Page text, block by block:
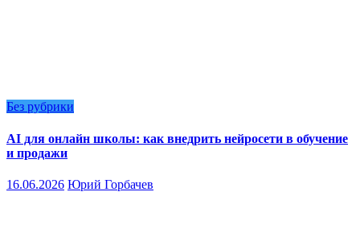
Без рубрики
AI для онлайн школы: как внедрить нейросети в обучение
и продажи
16.06.2026 Юрий Горбачев